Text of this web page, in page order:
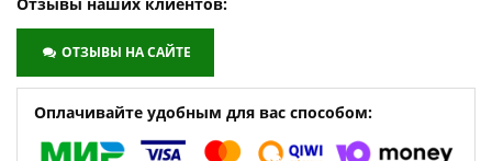
Отзывы наших клиентов:
ОТЗЫВЫ НА САЙТЕ
Оплачивайте удобным для вас способом: